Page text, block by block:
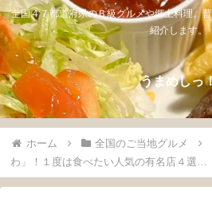
全国４７都道府県のＢ級グルメや郷土料理。
紹介します。
うまめしっ
ホーム 全国のご当地グルメ
わ」！１度は食べたい人気の有名店４選…